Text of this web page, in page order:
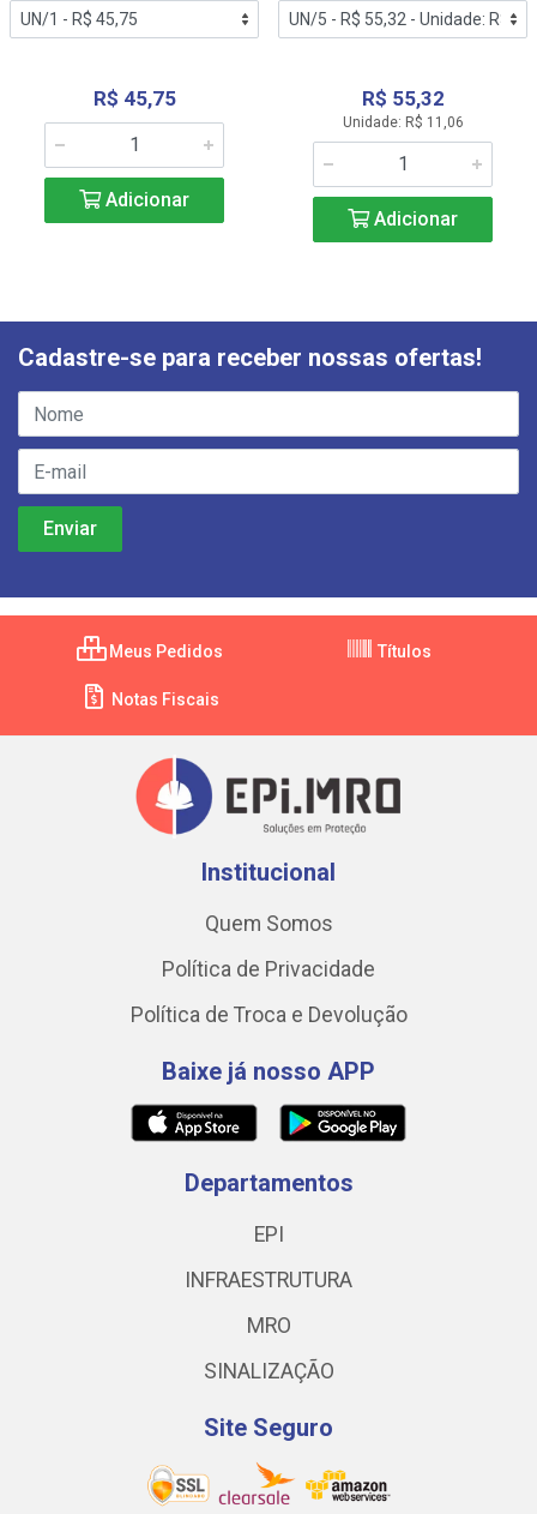
R$ 45,75
Adicionar
R$ 55,32
Unidade: R$ 11,06
Adicionar
Cadastre-se para receber nossas ofertas!
Meus Pedidos Títulos
Notas Fiscais
Institucional
Quem Somos
Política de Privacidade
Política de Troca e Devolução
Baixe já nosso APP
Departamentos
EPI
INFRAESTRUTURA
MRO
SINALIZAÇÃO
Site Seguro